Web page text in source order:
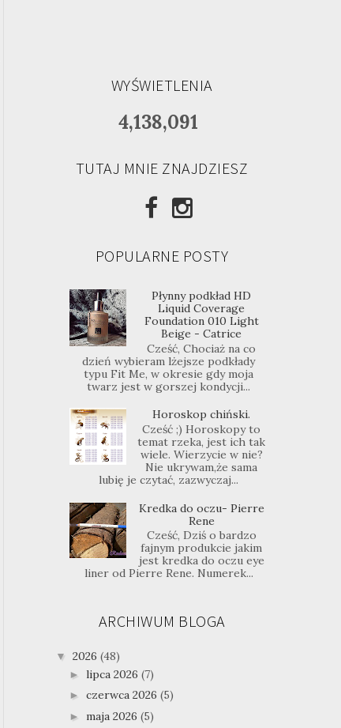
WYŚWIETLENIA
4,138,091
TUTAJ MNIE ZNAJDZIESZ
POPULARNE POSTY
Płynny podkład HD
Liquid Coverage
Foundation 010 Light
Beige - Catrice
Cześć, Chociaż na co
dzień wybieram lżejsze podkłady
typu Fit Me, w okresie gdy moja
twarz jest w gorszej kondycji...
Horoskop chiński.
Cześć ;) Horoskopy to
temat rzeka, jest ich tak
wiele. Wierzycie w nie?
Nie ukrywam,że sama
lubię je czytać, zazwyczaj...
Kredka do oczu- Pierre
Rene
Cześć, Dziś o bardzo
fajnym produkcie jakim
jest kredka do oczu eye
liner od Pierre Rene. Numerek...
ARCHIWUM BLOGA
▼ 2026 (48)
► lipca 2026 (7)
► czerwca 2026 (5)
► maja 2026 (5)